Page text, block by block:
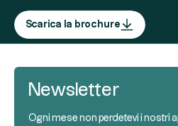
Scarica la brochure
Newsletter
Ogni mese non perdetevi i nostri